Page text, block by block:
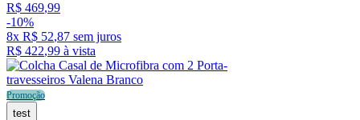
R$ 469,99
-10%
8x R$ 52,87 sem juros
R$ 422,99 à vista
Promoção
test